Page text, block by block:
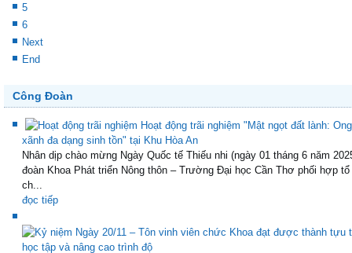
5
6
Next
End
Công Đoàn
Hoạt động trãi nghiệm "Mật ngọt đất lành:
xãnh đa dạng sinh tồn" tại Khu Hòa An
Nhân dịp chào mừng Ngày Quốc tế Thiếu nhi (ngày 01 tháng 6 năm
đoàn Khoa Phát triển Nông thôn – Trường Đại học Cần Thơ phối hợp
ch...
đọc tiếp